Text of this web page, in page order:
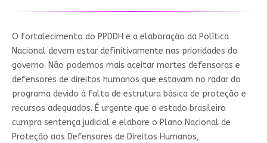
O fortalecimento do PPDDH e a elaboração da Política
Nacional devem estar definitivamente nas prioridades do
governo. Não podemos mais aceitar mortes defensoras e
defensores de direitos humanos que estavam no radar do
programa devido à falta de estrutura básica de proteção e
recursos adequados. É urgente que o estado brasileiro
cumpra sentença judicial e elabore o Plano Nacional de
Proteção aos Defensores de Direitos Humanos,